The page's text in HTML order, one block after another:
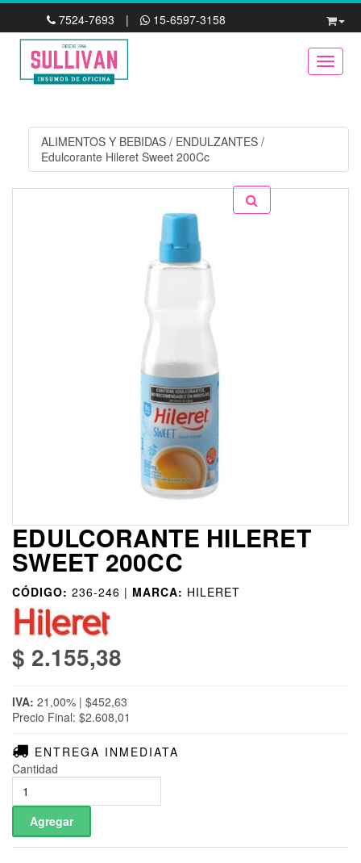
7524-7693 | 15-6597-3158
ALIMENTOS Y BEBIDAS / ENDULZANTES /
Edulcorante Hileret Sweet 200Cc
EDULCORANTE HILERET
SWEET 200CC
CÓDIGO: 236-246 | MARCA: HILERET
$ 2.155,38
IVA: 21,00% | $452,63
Precio Final: $2.608,01
ENTREGA INMEDIATA
Cantidad